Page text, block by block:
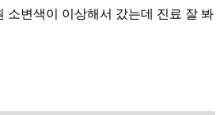
소변색이 이상해서 갔는데 진료 잘 봐